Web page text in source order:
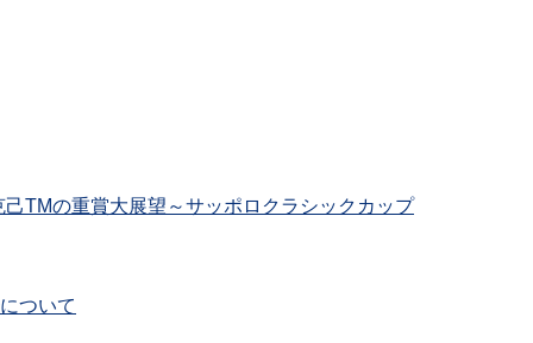
TMの重賞大展望～サッポロクラシックカップ
ついて